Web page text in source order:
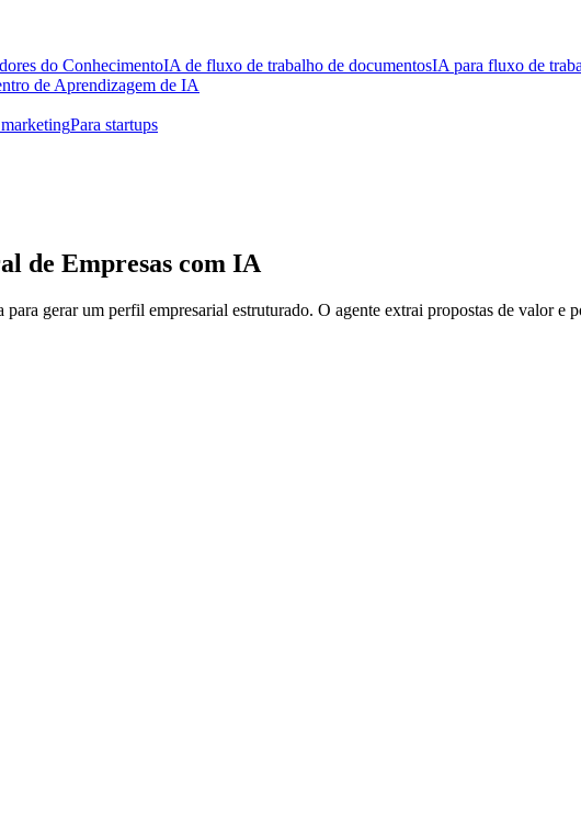
do ConhecimentoIA de fluxo de trabalho de documentosIA para fluxo de
de Aprendizagem de IA
Para startups
de Empresas com IA
gerar um perfil empresarial estruturado. O agente extrai propostas de valor